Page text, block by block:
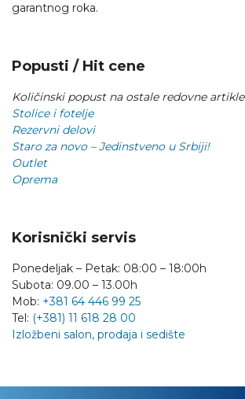
garantnog roka.
Popusti / Hit cene
Količinski popust na ostale redovne artikle
Stolice i fotelje
Rezervni delovi
Staro za novo – Jedinstveno u Srbiji!
Outlet
Oprema
Korisnički servis
Ponedeljak – Petak: 08:00 – 18:00h
Subota: 09.00 – 13.00h
Mob: +381 64 446 99 25
Tel: (+381) 11 618 28 00
Izložbeni salon, prodaja i sedište